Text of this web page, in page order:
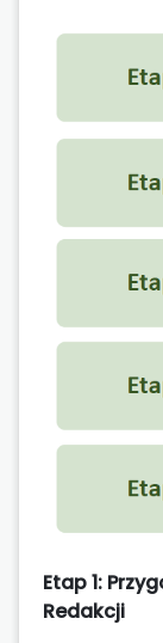
Etap 1:
Redakcji